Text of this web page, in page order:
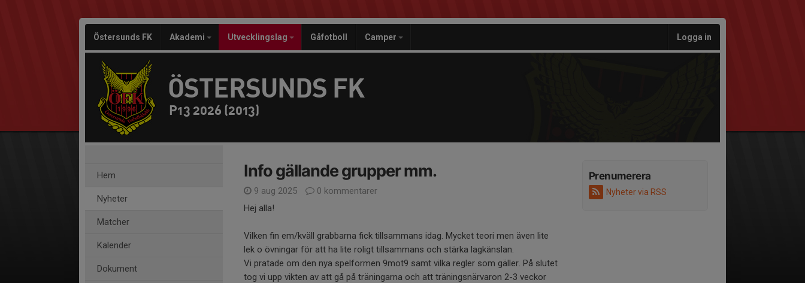
Östersunds FK Akademi Utvecklingslag Gåfotboll Camper Logga in
ÖSTERSUNDS FK
P13 2026 (2013)
Hem
Nyheter
Matcher
Kalender
Dokument
Prenumerera
Nyheter via RSS
Info gällande grupper mm.
9 aug 2025
0 kommentarer
Hej alla!
Vilken fin em/kväll grabbarna fick tillsammans idag. Mycket teori men även lite
lek o övningar för att ha lite roligt tillsammans och stärka lagkänslan.
Vi pratade om den nya spelformen 9mot9 samt vilka regler som gäller. På slutet
tog vi upp vikten av att gå på träningarna och att träningsnärvaron 2-3 veckor